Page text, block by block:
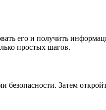
его и получить
простых шагов.
Затем